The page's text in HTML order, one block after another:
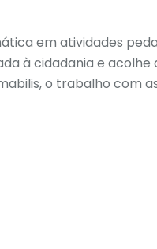
em atividades
à cidadania e
o trabalho com